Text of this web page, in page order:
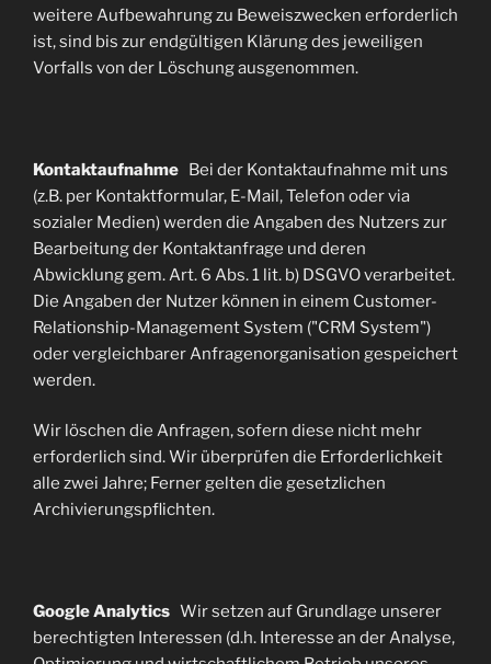
weitere Aufbewahrung zu Beweiszwecken erforderlich
ist, sind bis zur endgültigen Klärung des jeweiligen
Vorfalls von der Löschung ausgenommen.
Kontaktaufnahme Bei der Kontaktaufnahme mit uns
(z.B. per Kontaktformular, E-Mail, Telefon oder via
sozialer Medien) werden die Angaben des Nutzers zur
Bearbeitung der Kontaktanfrage und deren
Abwicklung gem. Art. 6 Abs. 1 lit. b) DSGVO verarbeitet.
Die Angaben der Nutzer können in einem Customer-
Relationship-Management System ("CRM System")
oder vergleichbarer Anfragenorganisation gespeichert
werden.
Wir löschen die Anfragen, sofern diese nicht mehr
erforderlich sind. Wir überprüfen die Erforderlichkeit
alle zwei Jahre; Ferner gelten die gesetzlichen
Archivierungspflichten.
Google Analytics Wir setzen auf Grundlage unserer
berechtigten Interessen (d.h. Interesse an der Analyse,